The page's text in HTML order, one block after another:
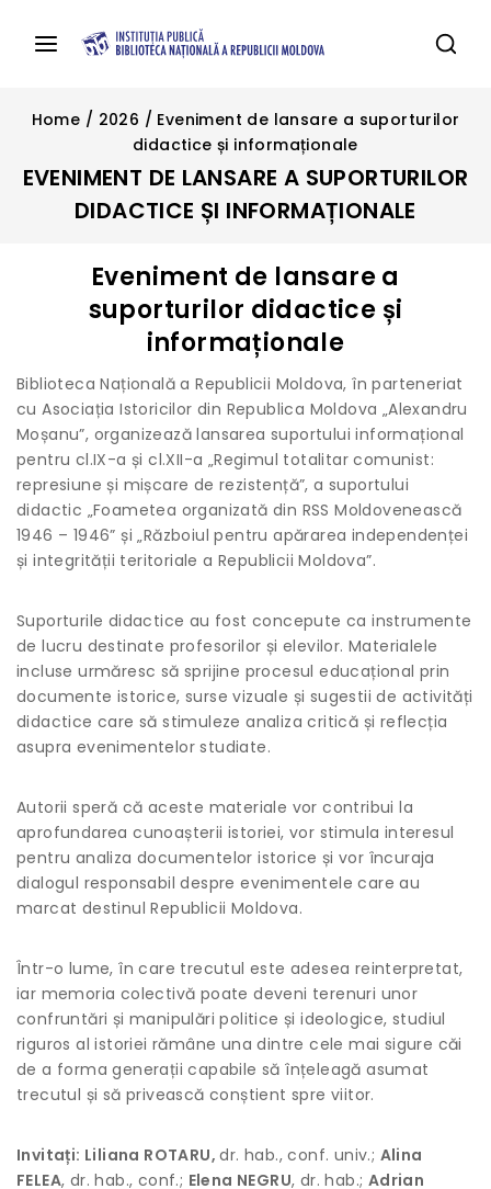
Home / 2026 / Eveniment de lansare a suporturilor
didactice și informaționale
EVENIMENT DE LANSARE A SUPORTURILOR
DIDACTICE ȘI INFORMAȚIONALE
Eveniment de lansare a
suporturilor didactice și
informaționale
Biblioteca Națională a Republicii Moldova, în parteneriat
cu Asociația Istoricilor din Republica Moldova „Alexandru
Moșanu”, organizează lansarea suportului informațional
pentru cl.IX-a și cl.XII-a „Regimul totalitar comunist:
represiune și mișcare de rezistență”, a suportului
didactic „Foametea organizată din RSS Moldovenească
1946 – 1946” și „Războiul pentru apărarea independenței
și integrității teritoriale a Republicii Moldova”.
Suporturile didactice au fost concepute ca instrumente
de lucru destinate profesorilor și elevilor. Materialele
incluse urmăresc să sprijine procesul educațional prin
documente istorice, surse vizuale și sugestii de activități
didactice care să stimuleze analiza critică și reflecția
asupra evenimentelor studiate.
Autorii speră că aceste materiale vor contribui la
aprofundarea cunoașterii istoriei, vor stimula interesul
pentru analiza documentelor istorice și vor încuraja
dialogul responsabil despre evenimentele care au
marcat destinul Republicii Moldova.
Într-o lume, în care trecutul este adesea reinterpretat,
iar memoria colectivă poate deveni terenuri unor
confruntări și manipulări politice și ideologice, studiul
riguros al istoriei rămâne una dintre cele mai sigure căi
de a forma generații capabile să înțeleagă asumat
trecutul și să privească conștient spre viitor.
Invitați: Liliana ROTARU,dr. hab., conf. univ.; Alina
FELEA, dr. hab., conf.; Elena NEGRU, dr. hab.; Adrian